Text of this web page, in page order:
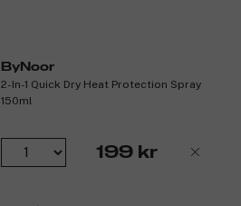
ByNoor
2-In-1 Quick Dry Heat Protection Spray
150ml
199 kr